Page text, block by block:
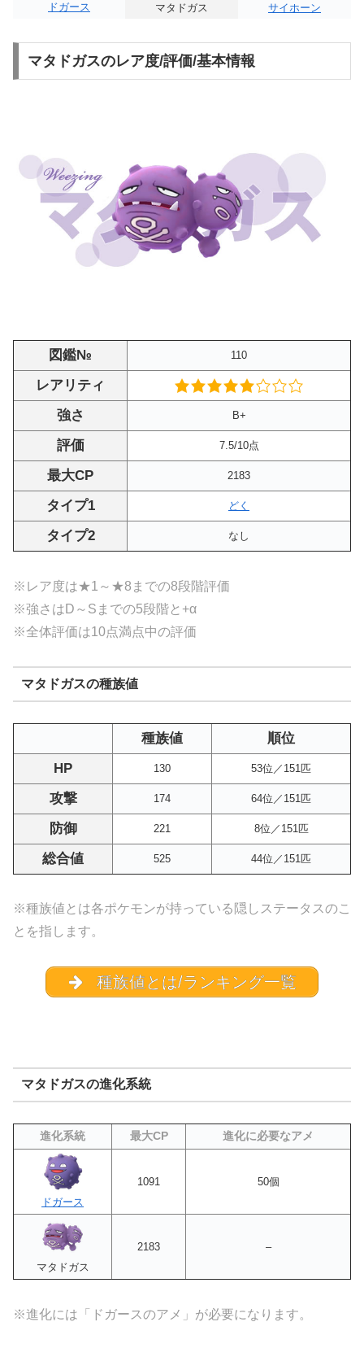
ドガース マタドガス サイホーン
マタドガスのレア度/評価/基本情報
図鑑№ 110
レアリティ
強さ
B+
評価 7.5/10点
最大CP 2183
タイプ1 どく
タイプ2 なし
※レア度は★1～★8までの8段階評価
※強さはD～Sまでの5段階と+α
※全体評価は10点満点中の評価
マタドガスの種族値
種族値
順位
HP
130 53位／151匹
攻撃 174 64位／151匹
防御 221 8位／151匹
総合値 525 44位／151匹
※種族値とは各ポケモンが持っている隠しステータスのこ
とを指します。
種族値とは/ランキング一覧
マタドガスの進化系統
進化系統 最大CP 進化に必要なアメ
ドガース
1091 50個
マタドガス
2183 –
※進化には「ドガースのアメ」が必要になります。